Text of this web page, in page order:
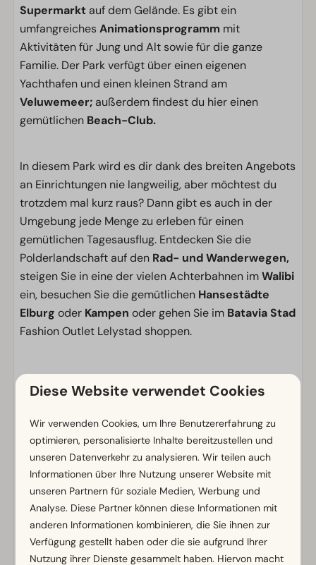
Supermarktauf dem Gelände. Es gibt ein
umfangreichesAnimationsprogramm mit
Aktivitäten für Jung und Alt sowie für die ganze
Familie. Der Park verfügt über einen eigenen
Yachthafen und einen kleinen Strand am
Veluwemeer;außerdem findest du hier einen
gemütlichen Beach-Club.
In diesem Park wird es dir dank des breiten Angebots
an Einrichtungen nie langweilig, aber möchtest du
trotzdem mal kurz raus? Dann gibt es auch in der
Umgebung jede Menge zu erleben für einen
gemütlichen Tagesausflug. Entdecken Sie die
Polderlandschaft auf den Rad- und Wanderwegen,
steigen Sie in eine der vielen Achterbahnen imWalibi
ein, besuchen Sie die gemütlichen Hansestädte
Elburg oder Kampen oder gehen Sie im Batavia Stad
Fashion Outlet Lelystad shoppen.
Für einen gemütlichen Urlaub mit der ganzen Familie,
Aufenthalt bei EuroParcs Zuiderzee!
Einrichtungen
Stellplatz
Elektrizität in Ampere: 4
Parkmöglichkeit in der Nähe des Stellplatzes
Standort
Diese Website verwendet Cookies
Wir verwenden Cookies, um Ihre Benutzererfahrung zu
optimieren, personalisierte Inhalte bereitzustellen und
unseren Datenverkehr zu analysieren. Wir teilen auch
Informationen über Ihre Nutzung unserer Website mit
unseren Partnern für soziale Medien, Werbung und
Analyse. Diese Partner können diese Informationen mit
anderen Informationen kombinieren, die Sie ihnen zur
Verfügung gestellt haben oder die sie aufgrund Ihrer
Nutzung ihrer Dienste gesammelt haben. Hiervon macht